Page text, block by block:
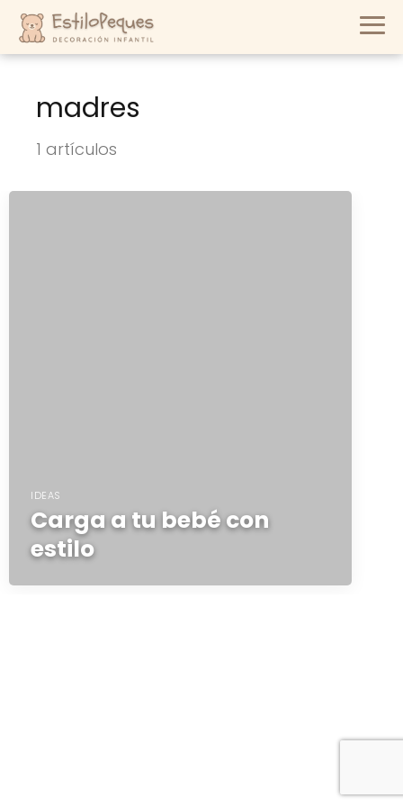
madres
1 artículos
IDEAS
Carga a tu bebé con
estilo